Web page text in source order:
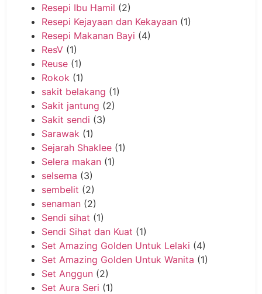
Resepi Ibu Hamil (2)
Resepi Kejayaan dan Kekayaan (1)
Resepi Makanan Bayi (4)
ResV (1)
Reuse (1)
Rokok (1)
sakit belakang (1)
Sakit jantung (2)
Sakit sendi (3)
Sarawak (1)
Sejarah Shaklee (1)
Selera makan (1)
selsema (3)
sembelit (2)
senaman (2)
Sendi sihat (1)
Sendi Sihat dan Kuat (1)
Set Amazing Golden Untuk Lelaki (4)
Set Amazing Golden Untuk Wanita (1)
Set Anggun (2)
Set Aura Seri (1)